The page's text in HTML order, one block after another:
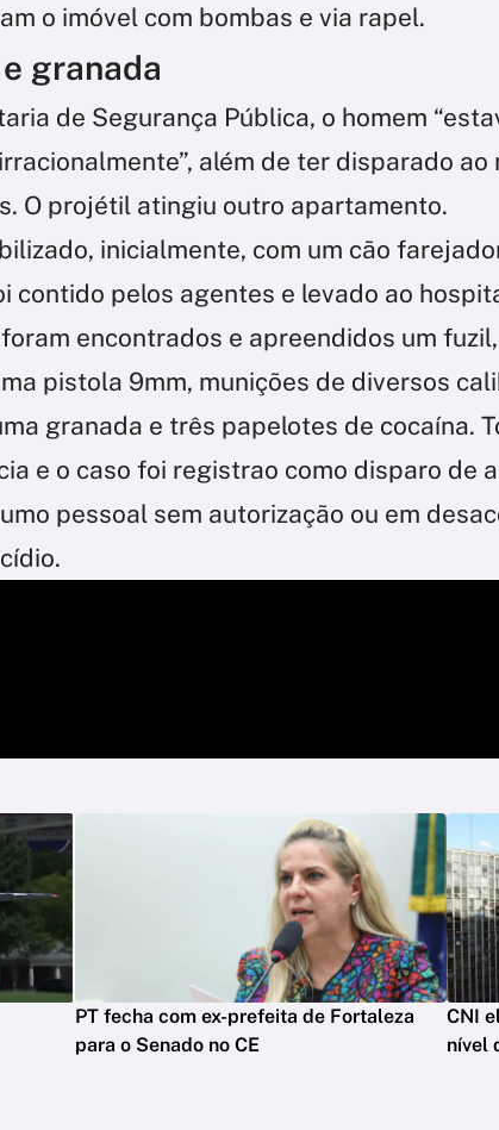
o imóvel com bombas e via rapel.
granada
de Segurança Pública, o homem
além de ter disparado ao
O projétil atingiu outro apartamento.
inicialmente, com um cão
contido pelos agentes e levado ao
encontrados e apreendidos um
pistola 9mm, munições de diversos
granada e três papelotes de cocaína.
e o caso foi registrao como disparo de
pessoal sem autorização ou em
PT fecha com ex-prefeita de Fortaleza
para o Senado no CE
CNI
nível